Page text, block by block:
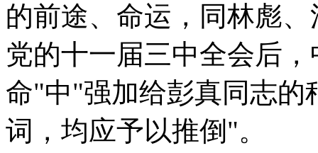
的前途、命运，同林彪
党的十一届三中全会后
命"中"强加给彭真同志的
词，均应予以推倒"。